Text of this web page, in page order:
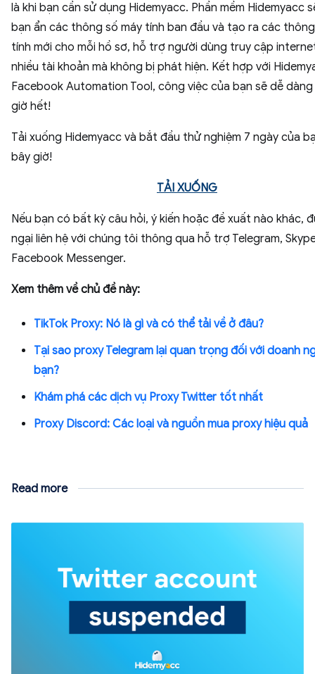
là khi bạn cần sử dụng Hidemyacc. Phần mềm Hidemyacc
bạn ẩn các thông số máy tính ban đầu và tạo ra các
tính mới cho mỗi hồ sơ, hỗ trợ người dùng truy cập
nhiều tài khoản mà không bị phát hiện. Kết hợp với
Facebook Automation Tool, công việc của bạn sẽ dễ
giờ hết!
Tải xuống Hidemyacc và bắt đầu thử nghiệm 7 ngày của
bây giờ!
TẢI XUỐNG
Nếu bạn có bất kỳ câu hỏi, ý kiến hoặc đề xuất nào khác,
ngại liên hệ với chúng tôi thông qua hỗ trợ Telegram,
Facebook Messenger.
Xem thêm về chủ đề này:
TikTok Proxy: Nó là gì và có thể tải về ở đâu?
Tại sao proxy Telegram lại quan trọng đối với doanh
bạn?
Khám phá các dịch vụ Proxy Twitter tốt nhất
Proxy Discord: Các loại và nguồn mua proxy hiệu quả
Read more